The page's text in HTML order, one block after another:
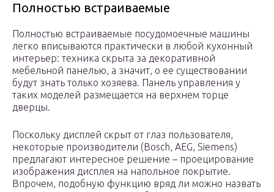
Полностью встраиваемые
Полностью встраиваемые посудомоечные машины
легко вписываются практически в любой кухонный
интерьер: техника скрыта за декоративной
мебельной панелью, а значит, о ее существовании
будут знать только хозяева. Панель управления у
таких моделей размещается на верхнем торце
дверцы.
Поскольку дисплей скрыт от глаз пользователя,
некоторые производители (Bosch, AEG, Siemens)
предлагают интересное решение – проецирование
изображения дисплея на напольное покрытие.
Впрочем, подобную функцию вряд ли можно назвать